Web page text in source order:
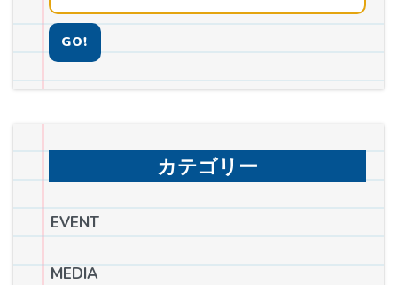
GO!
カテゴリー
EVENT
MEDIA